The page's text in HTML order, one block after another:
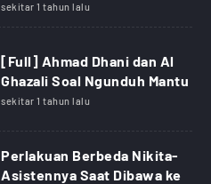
sekitar 1 tahun lalu
[Full] Ahmad Dhani dan Al
Ghazali Soal Ngunduh Mantu
sekitar 1 tahun lalu
Perlakuan Berbeda Nikita-
Asistennya Saat Dibawa ke